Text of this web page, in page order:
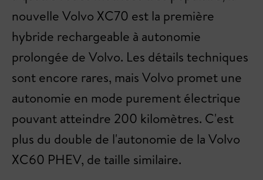
nouvelle Volvo XC70 est la première
hybride rechargeable à autonomie
prolongée de Volvo. Les détails techniques
sont encore rares, mais Volvo promet une
autonomie en mode purement électrique
pouvant atteindre 200 kilomètres. C'est
plus du double de l'autonomie de la Volvo
XC60 PHEV, de taille similaire.